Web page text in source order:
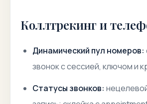
Коллтрекинг и
Динамический пул номеров:
звонок с сессией, ключом и
Статусы звонков: